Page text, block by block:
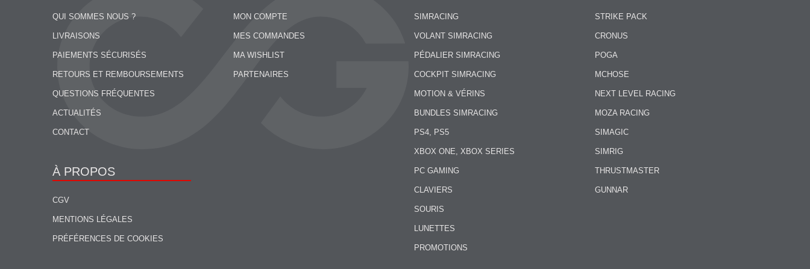
QUI SOMMES NOUS ?
LIVRAISONS
PAIEMENTS SÉCURISÉS
RETOURS ET REMBOURSEMENTS
QUESTIONS FRÉQUENTES
ACTUALITÉS
CONTACT
À PROPOS
CGV
MENTIONS LÉGALES
PRÉFÉRENCES DE COOKIES
MON COMPTE
MES COMMANDES
MA WISHLIST
PARTENAIRES
SIMRACING
VOLANT SIMRACING
PÉDALIER SIMRACING
COCKPIT SIMRACING
MOTION & VÉRINS
BUNDLES SIMRACING
PS4, PS5
XBOX ONE, XBOX SERIES
PC GAMING
CLAVIERS
SOURIS
LUNETTES
PROMOTIONS
STRIKE PACK
CRONUS
POGA
MCHOSE
NEXT LEVEL RACING
MOZA RACING
SIMAGIC
SIMRIG
THRUSTMASTER
GUNNAR